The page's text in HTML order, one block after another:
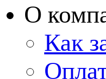
О
Как